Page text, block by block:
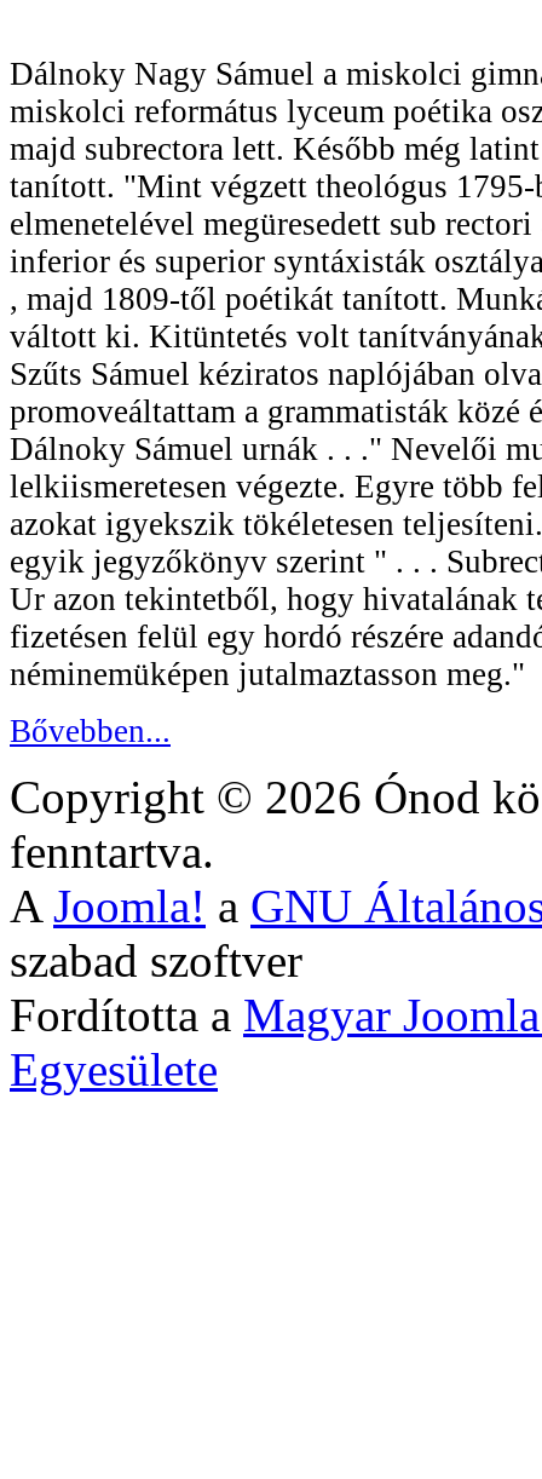
Dálnoky Nagy Sámuel a miskolci
miskolci református lyceum poétika
majd subrectora lett. Később még
tanított. "Mint végzett theológus
elmenetelével megüresedett sub
inferior és superior syntáxisták
, majd 1809-től poétikát tanított.
váltott ki. Kitüntetés volt
Szűts Sámuel kéziratos naplójában
promoveáltattam a grammatisták közé
Dálnoky Sámuel urnák . . ." Nevelői
lelkiismeretesen végezte. Egyre több
azokat igyekszik tökéletesen
egyik jegyzőkönyv szerint " . . .
Ur azon tekintetből, hogy hivatalának
fizetésen felül egy hordó részére
néminemüképen jutalmaztasson meg."
Bővebben...
Copyright © 2026 Ónod
fenntartva.
A Joomla! a GNU
szabad szoftver
Fordította a Magyar
Egyesülete